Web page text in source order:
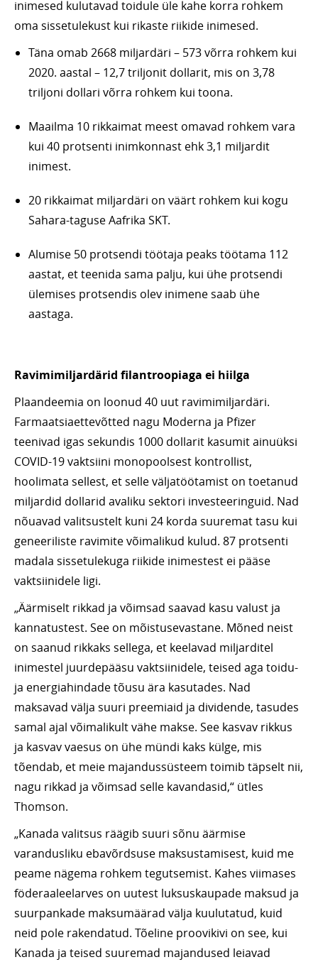
inimesed kulutavad toidule üle kahe korra rohkem
oma sissetulekust kui rikaste riikide inimesed.
Täna omab 2668 miljardäri – 573 võrra rohkem kui
2020. aastal – 12,7 triljonit dollarit, mis on 3,78
triljoni dollari võrra rohkem kui toona.
Maailma 10 rikkaimat meest omavad rohkem vara
kui 40 protsenti inimkonnast ehk 3,1 miljardit
inimest.
20 rikkaimat miljardäri on väärt rohkem kui kogu
Sahara-taguse Aafrika SKT.
Alumise 50 protsendi töötaja peaks töötama 112
aastat, et teenida sama palju, kui ühe protsendi
ülemises protsendis olev inimene saab ühe
aastaga.
Ravimimiljardärid filantroopiaga ei hiilga
Plaandeemia on loonud 40 uut ravimimiljardäri.
Farmaatsiaettevõtted nagu Moderna ja Pfizer
teenivad igas sekundis 1000 dollarit kasumit ainuüksi
COVID-19 vaktsiini monopoolsest kontrollist,
hoolimata sellest, et selle väljatöötamist on toetanud
miljardid dollarid avaliku sektori investeeringuid. Nad
nõuavad valitsustelt kuni 24 korda suuremat tasu kui
geneeriliste ravimite võimalikud kulud. 87 protsenti
madala sissetulekuga riikide inimestest ei pääse
vaktsiinidele ligi.
„Äärmiselt rikkad ja võimsad saavad kasu valust ja
kannatustest. See on mõistusevastane. Mõned neist
on saanud rikkaks sellega, et keelavad miljarditel
inimestel juurdepääsu vaktsiinidele, teised aga toidu-
ja energiahindade tõusu ära kasutades. Nad
maksavad välja suuri preemiaid ja dividende, tasudes
samal ajal võimalikult vähe makse. See kasvav rikkus
ja kasvav vaesus on ühe mündi kaks külge, mis
tõendab, et meie majandussüsteem toimib täpselt nii,
nagu rikkad ja võimsad selle kavandasid,“ ütles
Thomson.
„Kanada valitsus räägib suuri sõnu äärmise
varandusliku ebavõrdsuse maksustamisest, kuid me
peame nägema rohkem tegutsemist. Kahes viimases
föderaaleelarves on uutest luksuskaupade maksud ja
suurpankade maksumäärad välja kuulutatud, kuid
neid pole rakendatud. Tõeline proovikivi on see, kui
Kanada ja teised suuremad majandused leiavad